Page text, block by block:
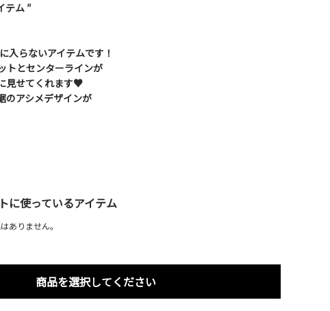
テム ″
入らないアイテムです！
トとセンターラインが
見せてくれます♥
のアシメデザインが
に使っているアイテム
ありません。
商品を選択してください